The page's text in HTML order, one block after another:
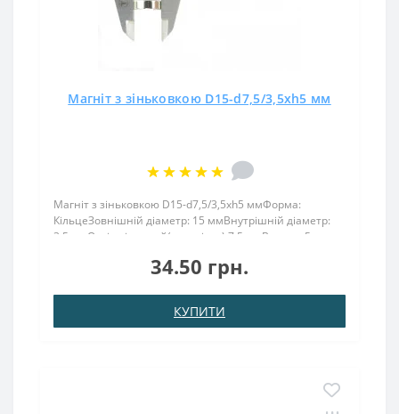
Магніт з зіньковкою D15-d7,5/3,5хh5 мм
Магніт з зіньковкою D15-d7,5/3,5хh5 ммФорма:
КільцеЗовнішній діаметр: 15 ммВнутрішній діаметр:
3,5 ммОтвір під потай(зеньківка) 7,5 ммВисота: 5
(Ni-Cu-Ni)Намагнічення: N38Зчеплення прибл .: 2,2 к..
34.50 грн.
КУПИТИ